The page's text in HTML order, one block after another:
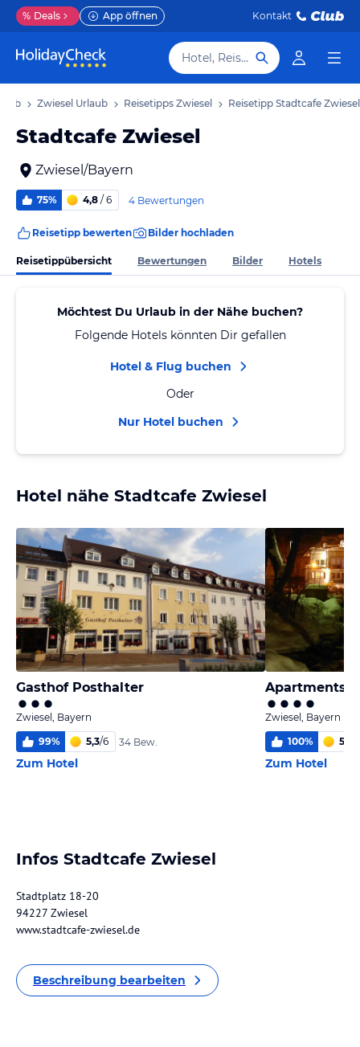
% Deals App öffnen Kontakt
Hotel, Reiseziel
Zwiesel Urlaub Reisetipps Zwiesel Reisetipp Stadtcafe Zwiesel
Stadtcafe Zwiesel
Zwiesel/Bayern
75% 4,8 / 6 4 Bewertungen
Reisetipp bewerten Bilder hochladen
Reisetippübersicht Bewertungen Bilder Hotels
Möchtest Du Urlaub in der Nähe buchen?
Folgende Hotels könnten Dir gefallen
Hotel & Flug buchen
Oder
Nur Hotel buchen
Hotel nähe Stadtcafe Zwiesel
Gasthof Posthalter
Zwiesel, Bayern
99% 5,3/6 34 Bew.
Zum Hotel
Zwiesel, Bayern
100% 5,9
Zum Hotel
Infos Stadtcafe Zwiesel
Stadtplatz 18-20
94227 Zwiesel
www.stadtcafe-zwiesel.de
Beschreibung bearbeiten